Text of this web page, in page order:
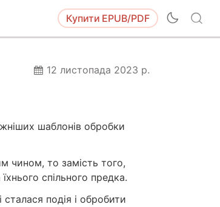
Купити EPUB/PDF
12 листопада 2023 р.
шаблонів обробки
чином, то замість того,
спільного предка.
подія і обробити